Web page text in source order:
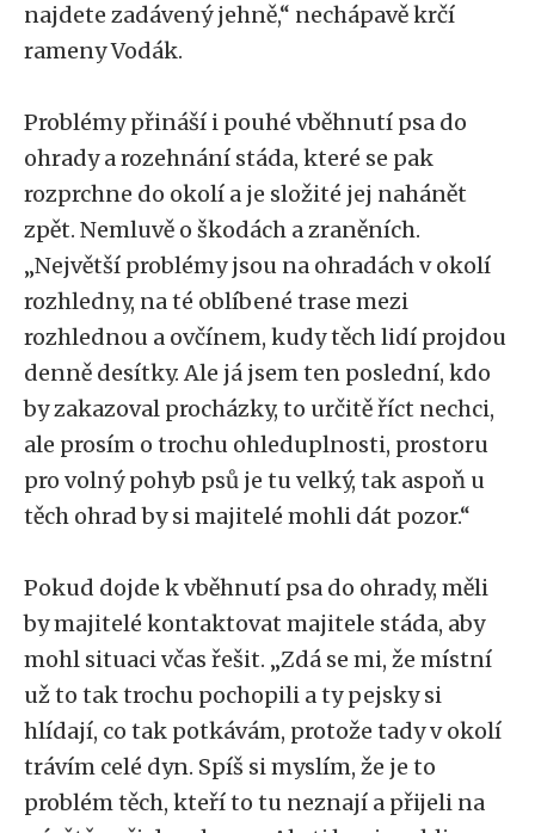
najdete zadávený jehně,“ nechápavě krčí
rameny Vodák.
Problémy přináší i pouhé vběhnutí psa do
ohrady a rozehnání stáda, které se pak
rozprchne do okolí a je složité jej nahánět
zpět. Nemluvě o škodách a zraněních.
„Největší problémy jsou na ohradách v okolí
rozhledny, na té oblíbené trase mezi
rozhlednou a ovčínem, kudy těch lidí projdou
denně desítky. Ale já jsem ten poslední, kdo
by zakazoval procházky, to určitě říct nechci,
ale prosím o trochu ohleduplnosti, prostoru
pro volný pohyb psů je tu velký, tak aspoň u
těch ohrad by si majitelé mohli dát pozor.“
Pokud dojde k vběhnutí psa do ohrady, měli
by majitelé kontaktovat majitele stáda, aby
mohl situaci včas řešit. „Zdá se mi, že místní
už to tak trochu pochopili a ty pejsky si
hlídají, co tak potkávám, protože tady v okolí
trávím celé dyn. Spíš si myslím, že je to
problém těch, kteří to tu neznají a přijeli na